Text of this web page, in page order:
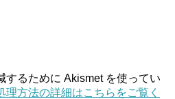
するために Akismet を使ってい
理方法の詳細はこちらをご覧く